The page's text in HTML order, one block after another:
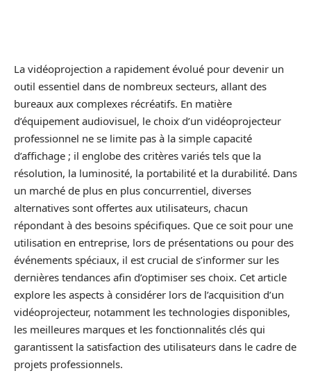
La vidéoprojection a rapidement évolué pour devenir un
outil essentiel dans de nombreux secteurs, allant des
bureaux aux complexes récréatifs. En matière
d’équipement audiovisuel, le choix d’un vidéoprojecteur
professionnel ne se limite pas à la simple capacité
d’affichage ; il englobe des critères variés tels que la
résolution, la luminosité, la portabilité et la durabilité. Dans
un marché de plus en plus concurrentiel, diverses
alternatives sont offertes aux utilisateurs, chacun
répondant à des besoins spécifiques. Que ce soit pour une
utilisation en entreprise, lors de présentations ou pour des
événements spéciaux, il est crucial de s’informer sur les
dernières tendances afin d’optimiser ses choix. Cet article
explore les aspects à considérer lors de l’acquisition d’un
vidéoprojecteur, notamment les technologies disponibles,
les meilleures marques et les fonctionnalités clés qui
garantissent la satisfaction des utilisateurs dans le cadre de
projets professionnels.